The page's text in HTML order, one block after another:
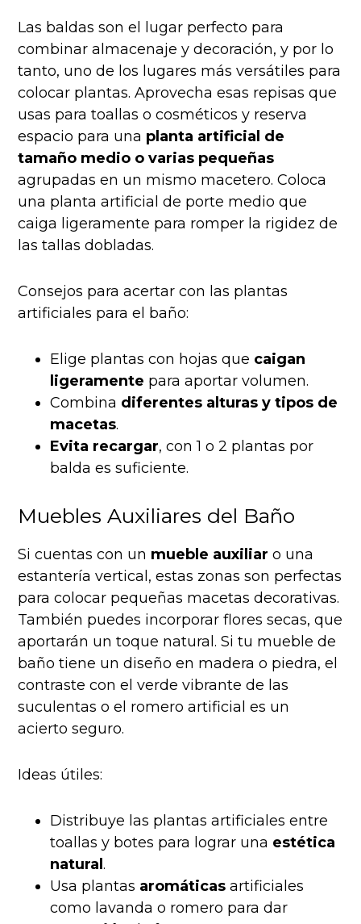
Las baldas son el lugar perfecto para
combinar almacenaje y decoración, y por lo
tanto, uno de los lugares más versátiles para
colocar plantas. Aprovecha esas repisas que
usas para toallas o cosméticos y reserva
espacio para una planta artificial de
tamaño medio o varias pequeñas
agrupadas en un mismo macetero. Coloca
una planta artificial de porte medio que
caiga ligeramente para romper la rigidez de
las tallas dobladas.
Consejos para acertar con las plantas
artificiales para el baño:
Elige plantas con hojas que caigan
ligeramente para aportar volumen.
Combina diferentes alturas y tipos de
macetas.
Evita recargar, con 1 o 2 plantas por
balda es suficiente.
Muebles Auxiliares del Baño
Si cuentas con un mueble auxiliar o una
estantería vertical, estas zonas son perfectas
para colocar pequeñas macetas decorativas.
También puedes incorporar flores secas, que
aportarán un toque natural. Si tu mueble de
baño tiene un diseño en madera o piedra, el
contraste con el verde vibrante de las
suculentas o el romero artificial es un
acierto seguro.
Ideas útiles:
Distribuye las plantas artificiales entre
toallas y botes para lograr una estética
natural.
Usa plantas aromáticas artificiales
como lavanda o romero para dar